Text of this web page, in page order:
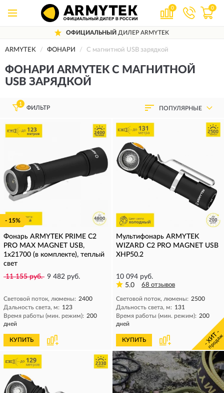
0 0
ДИЛЕР ARMYTEK
ARMYTEK ФОНАРИ С магнитной USB зарядкой
ФОНАРИ ARMYTEK С МАГНИТНОЙ
USB ЗАРЯДКОЙ
1
ФИЛЬТР ПОПУЛЯРНЫЕ
- 15%
Фонарь ARMYTEK PRIME C2
PRO MAX MAGNET USB,
1x21700 (в комплекте), теплый
свет
11 155 руб. 9 482 руб.
Световой поток, люмены: 2400
Дальность света, м: 123
Время работы (мин. режим): 200
дней
КУПИТЬ
Мультифонарь ARMYTEK
WIZARD C2 PRO MAGNET USB
XHP50.2
10 094 руб.
5.0
68 отзывов
Световой поток, люмены: 2500
Дальность света, м: 131
Время работы (мин. режим): 200
дней
КУПИТЬ - ХИТ -
продаж